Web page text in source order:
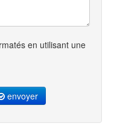
en utilisant une
envoyer